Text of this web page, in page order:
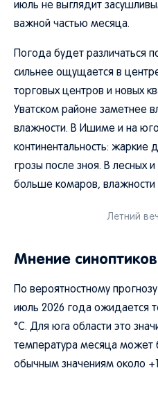
июль не выглядит
важной частью месяца.
Погода будет различаться
сильнее ощущается в
торговых центров и новых
Уватском районе заметнее
влажности. В Ишиме и на
континентальность: жаркие
грозы после зноя. В лесных
больше комаров, влажности
Летний
Мнение синоптиков
По вероятностному
июль 2026 года ожидается
°C. Для юга области это
температура месяца может
обычным значениям около